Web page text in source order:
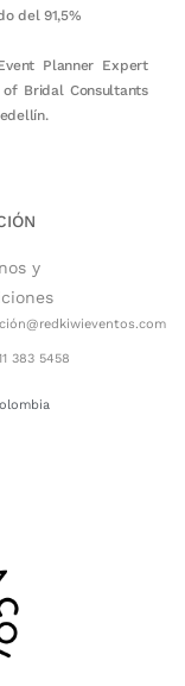
del 91,5%
Planner Expert
Bridal Consultants
y
383 5458